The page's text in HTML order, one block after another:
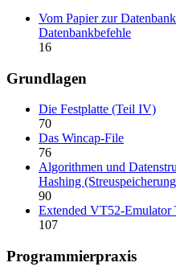
Vom Papier zur
Datenbankbefehle
16
Grundlagen
Die Festplatte (Teil IV)
70
Das Wincap-File
76
Algorithmen und
Hashing
90
Extended VT52-Emulator
107
Programmierpraxis